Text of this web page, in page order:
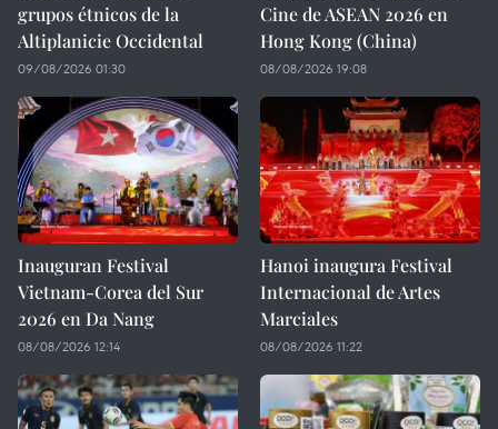
grupos étnicos de la
Altiplanicie Occidental
09/08/2026 01:30
Cine de ASEAN 2026 en
Hong Kong (China)
08/08/2026 19:08
Inauguran Festival
Vietnam-Corea del Sur
2026 en Da Nang
08/08/2026 12:14
Hanoi inaugura Festival
Internacional de Artes
Marciales
08/08/2026 11:22